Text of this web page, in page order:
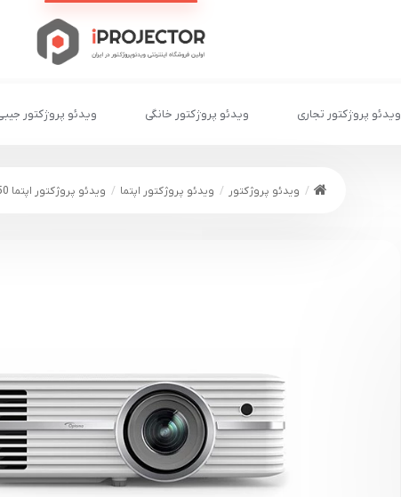
ویدئو پروژکتور تجاری ویدئو پروژکتور خانگی ویدئو پروژکتور
ویدئو پروژکتور ویدئو پروژکتور اپتما ویدئو پروژکتور اپتما OPTOMA UHD50